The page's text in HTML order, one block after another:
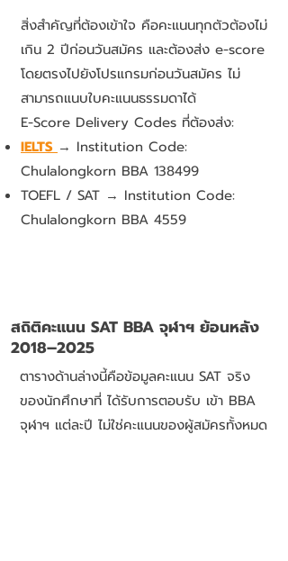
สิ่งสำคัญที่ต้องเข้าใจ คือคะแนนทุกตัวต้องไม่
เกิน 2 ปีก่อนวันสมัคร และต้องส่ง e-score
โดยตรงไปยังโปรแกรมก่อนวันสมัคร ไม่
สามารถแนบใบคะแนนธรรมดาได้
E-Score Delivery Codes ที่ต้องส่ง:
IELTS → Institution Code:
Chulalongkorn BBA 138499
TOEFL / SAT → Institution Code:
Chulalongkorn BBA 4559
สถิติคะแนน SAT BBA จุฬาฯ ย้อนหลัง
2018–2025
ตารางด้านล่างนี้คือข้อมูลคะแนน SAT จริง
ของนักศึกษาที่ ได้รับการตอบรับ เข้า BBA
จุฬาฯ แต่ละปี ไม่ใช่คะแนนของผู้สมัครทั้งหมด